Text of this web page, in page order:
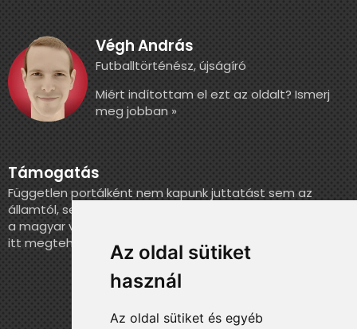
Az oldal sütiket
használ
Az oldal sütiket és egyéb
Végh András
Futballtörténész, újságíró
Miért indítottam el ezt az oldalt? Ismerj
meg jobban »
Támogatás
Független portálként nem kapunk juttatást sem az
államtól, sem más szervezettől. Ha szeretnél segíteni
a magyar válogatott történelmének feldolgozásában,
itt megteheted.